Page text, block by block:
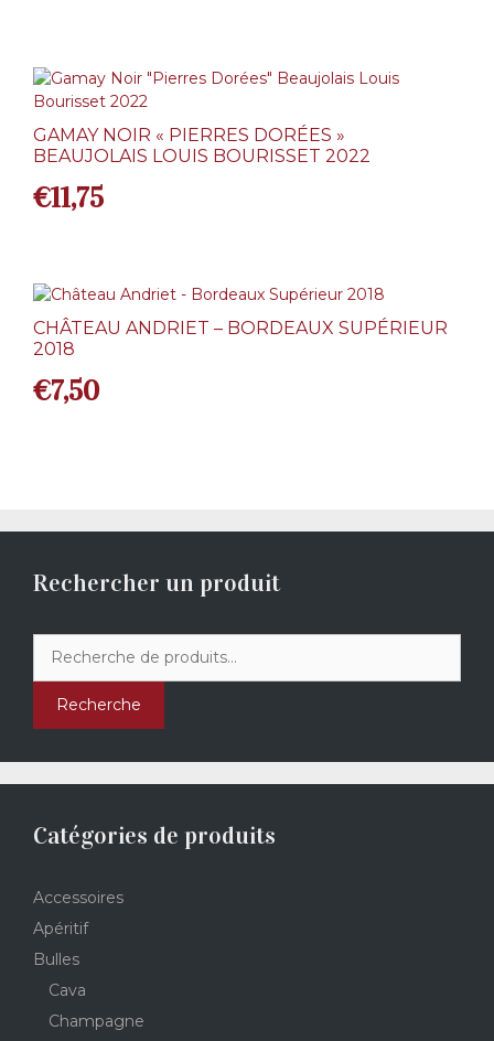
GAMAY NOIR « PIERRES DORÉES »
BEAUJOLAIS LOUIS BOURISSET 2022
€11,75
CHÂTEAU ANDRIET – BORDEAUX SUPÉRIEUR
2018
€7,50
Rechercher un produit
pour :
Recherche
Catégories de produits
Accessoires
Apéritif
Bulles
Cava
Champagne